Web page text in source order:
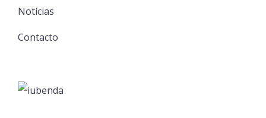
Notícias
Contacto